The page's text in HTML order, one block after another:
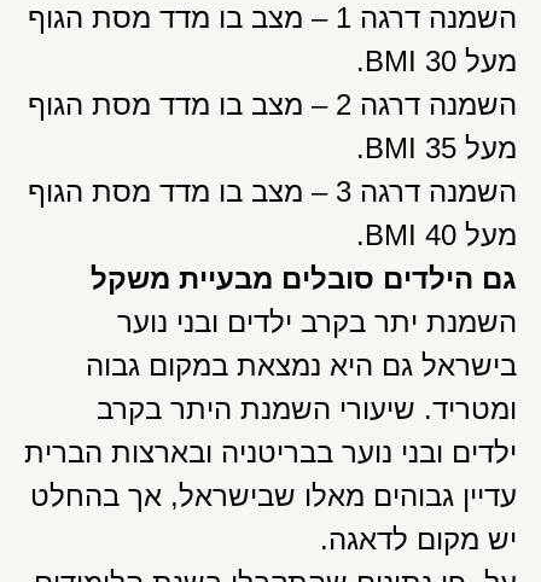
השמנה דרגה 1 – מצב בו מדד מסת הגוף
מעל 30 BMI.
השמנה דרגה 2 – מצב בו מדד מסת הגוף
מעל 35 BMI.
השמנה דרגה 3 – מצב בו מדד מסת הגוף
מעל 40 BMI.
גם הילדים סובלים מבעיית משקל
השמנת יתר בקרב ילדים ובני נוער
בישראל גם היא נמצאת במקום גבוה
ומטריד. שיעורי השמנת היתר בקרב
ילדים ובני נוער בבריטניה ובארצות הברית
עדיין גבוהים מאלו שבישראל, אך בהחלט
יש מקום לדאגה.